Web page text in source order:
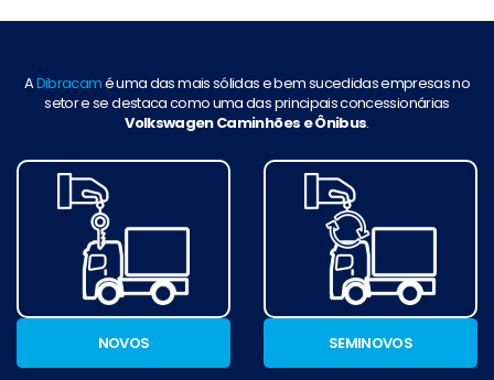
ADibracamé uma das mais sólidas e bem sucedidas empresas no
setor e se destaca como uma das principais concessionárias
Volkswagen Caminhões e Ônibus.
NOVOS SEMINOVOS